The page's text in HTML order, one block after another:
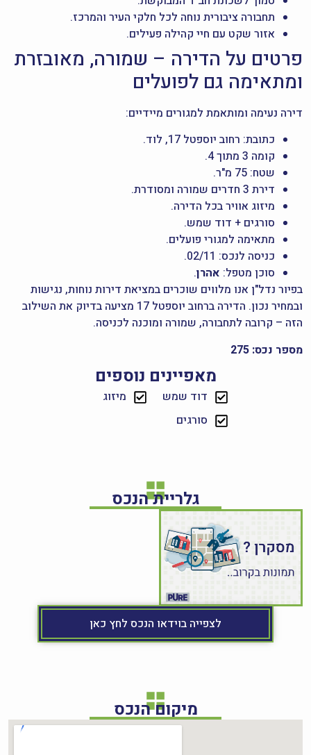
תחבורה ציבורית נוחה לכל חלקי העיר והמרכז.
אזור שקט עם חיי קהילה פעילים.
פרטים על הדירה – שמורה, מאובזרת
ומתאימה גם לפועלים
דירה נעימה ומותאמת למגורים מיידיים:
כתובת: רחוב יוספטל 17, לוד.
קומה 3 מתוך 4.
שטח: 75 מ"ר.
דירת 3 חדרים שמורה ומסודרת.
מיזוג אוויר בכל הדירה.
סורגים + דוד שמש.
מתאימה למגורי פועלים.
כניסה לנכס: 02/11.
סוכן מטפל: אהרן.
בפיור נדל"ן אנו מלווים שוכרים במציאת דירות נוחות, נגישות
ובמחיר נכון. הדירה ברחוב יוספטל 17 מציעה בדיוק את השילוב
הזה – קרובה לתחבורה, שמורה ומוכנה לכניסה.
מספר נכס: 275
מאפיינים נוספים
דוד שמש
מיזוג
סורגים
גלריית הנכס
לצפייה בוידאו הנכס לחץ כאן
מיקום הנכס